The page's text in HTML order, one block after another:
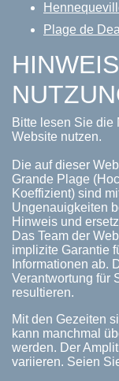
Plage de
Bitte lesen Sie
Website nutzen.
Die auf dieser
Grande Plage
Koeffizient) sind
Ungenauigkeiten
Hinweis und
Das Team der
implizite Garantie
Informationen ab.
Verantwortung für
resultieren.
Mit den Gezeiten
kann manchmal
werden. Der
variieren. Seien